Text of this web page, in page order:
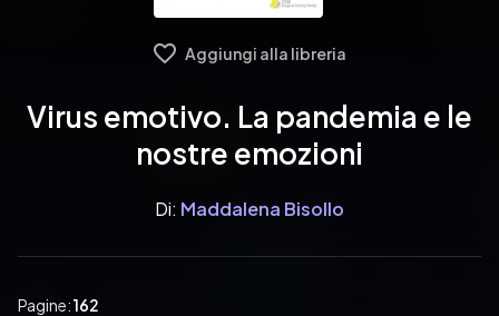
Aggiungi alla libreria
Virus emotivo. La pandemia e le
nostre emozioni
Di: Maddalena Bisollo
Pagine:162